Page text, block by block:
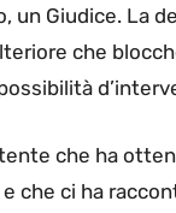
un Giudice. La
che
che ha
e che ci ha